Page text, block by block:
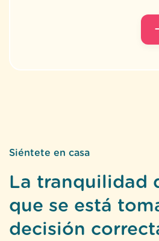
Siéntete en casa
La tranquilidad
que se está
decisión